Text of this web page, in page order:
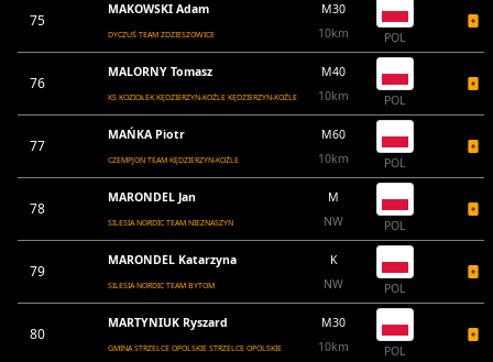
75
MAKOWSKI Adam
DYCZUŚ TEAM ZDZIESZOWICE
M30
10km
POL
76
MALORNY Tomasz
KS KOZIOŁEK KĘDZIERZYN-KOŹLE KĘDZIERZYN-KOŹLE
M40
10km
POL
77
MAŃKA Piotr
CZEMPJON TEAM KĘDZIERZYN-KOŹLE
M60
10km
POL
78
MARONDEL Jan
SILESIA NORDIC TEAM NIEZNASZYN
M
NW
POL
79
MARONDEL Katarzyna
SILESIA NORDIC TEAM BYTOM
K
NW
POL
80
MARTYNIUK Ryszard
GMINA STRZELCE OPOLSKIE STRZELCE OPOLSKIE
M30
10km
POL